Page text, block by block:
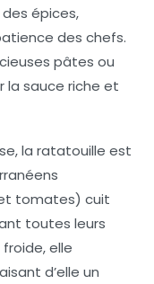
épices,
des chefs.
pâtes ou
la sauce riche et
la ratatouille est
tomates) cuit
toutes leurs
elle
d’elle un